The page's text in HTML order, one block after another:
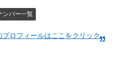
ンバー一覧
プロフィールはここをクリック